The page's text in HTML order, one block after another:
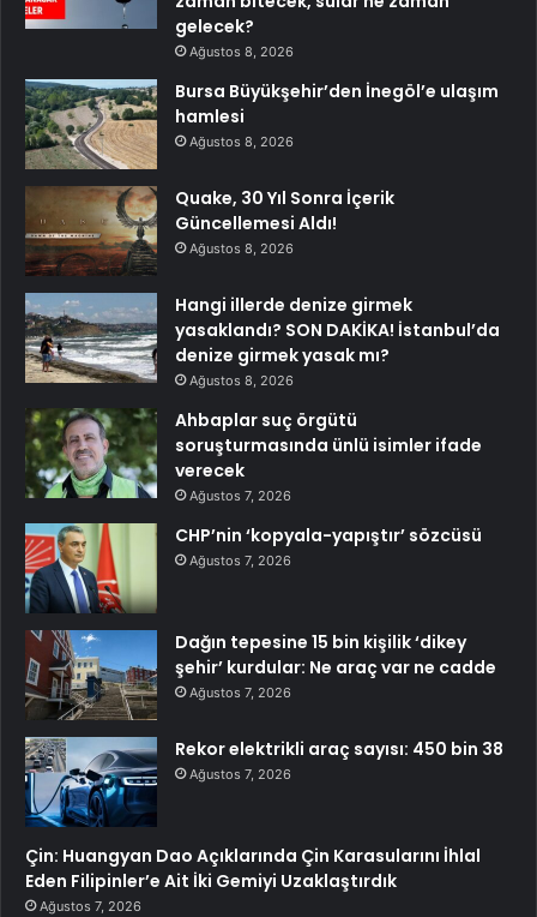
gelecek?
Ağustos 8, 2026
Bursa Büyükşehir’den İnegöl’e ulaşım
hamlesi
Ağustos 8, 2026
Quake, 30 Yıl Sonra İçerik
Güncellemesi Aldı!
Ağustos 8, 2026
Hangi illerde denize girmek
yasaklandı? SON DAKİKA! İstanbul’da
denize girmek yasak mı?
Ağustos 8, 2026
Ahbaplar suç örgütü
soruşturmasında ünlü isimler ifade
verecek
Ağustos 7, 2026
CHP’nin ‘kopyala-yapıştır’ sözcüsü
Ağustos 7, 2026
Dağın tepesine 15 bin kişilik ‘dikey
şehir’ kurdular: Ne araç var ne cadde
Ağustos 7, 2026
Rekor elektrikli araç sayısı: 450 bin 38
Ağustos 7, 2026
Çin: Huangyan Dao Açıklarında Çin Karasularını İhlal
Eden Filipinler’e Ait İki Gemiyi Uzaklaştırdık
Ağustos 7, 2026